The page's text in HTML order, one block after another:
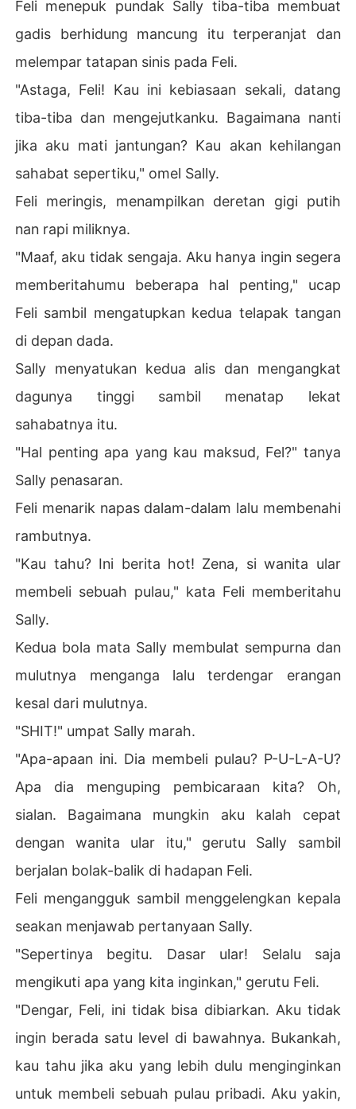
Feli menepuk pundak Sally tiba-tiba membuat
gadis berhidung mancung itu terperanjat dan
melempar tatapan sinis pada Feli.
"Astaga, Feli! Kau ini kebiasaan sekali, datang
tiba-tiba dan mengejutkanku. Bagaimana nanti
jika aku mati jantungan? Kau akan kehilangan
sahabat sepertiku," omel Sally.
Feli meringis, menampilkan deretan gigi putih
nan rapi miliknya.
"Maaf, aku tidak sengaja. Aku hanya ingin segera
memberitahumu beberapa hal penting," ucap
Feli sambil mengatupkan kedua telapak tangan
di depan dada.
Sally menyatukan kedua alis dan mengangkat
dagunya tinggi sambil menatap lekat
sahabatnya itu.
"Hal penting apa yang kau maksud, Fel?" tanya
Sally penasaran.
Feli menarik napas dalam-dalam lalu membenahi
rambutnya.
"Kau tahu? Ini berita hot! Zena, si wanita ular
membeli sebuah pulau," kata Feli memberitahu
Sally.
Kedua bola mata Sally membulat sempurna dan
mulutnya menganga lalu terdengar erangan
kesal dari mulutnya.
"SHIT!" umpat Sally marah.
"Apa-apaan ini. Dia membeli pulau? P-U-L-A-U?
Apa dia menguping pembicaraan kita? Oh,
sialan. Bagaimana mungkin aku kalah cepat
dengan wanita ular itu," gerutu Sally sambil
berjalan bolak-balik di hadapan Feli.
Feli mengangguk sambil menggelengkan kepala
seakan menjawab pertanyaan Sally.
"Sepertinya begitu. Dasar ular! Selalu saja
mengikuti apa yang kita inginkan," gerutu Feli.
"Dengar, Feli, ini tidak bisa dibiarkan. Aku tidak
ingin berada satu level di bawahnya. Bukankah,
kau tahu jika aku yang lebih dulu menginginkan
untuk membeli sebuah pulau pribadi. Aku yakin,